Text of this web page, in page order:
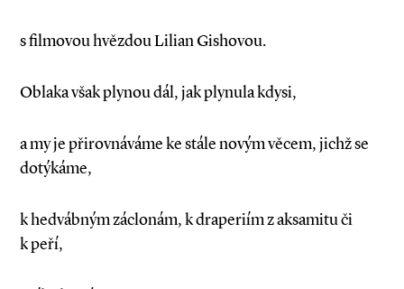
s filmovou hvězdou Lilian Gishovou.
Oblaka však plynou dál, jak plynula kdysi,
a my je přirovnáváme ke stále novým věcem, jichž se
dotýkáme,
k hedvábným záclonám, k draperiím z aksamitu či
k peří,